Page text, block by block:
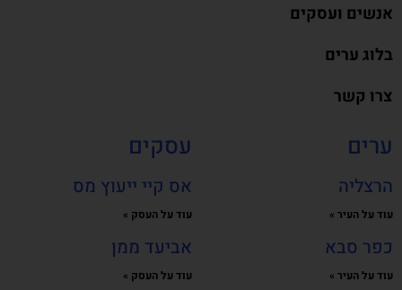
אנשים ועסקים
בלוג ערים
צרו קשר
ערים
הרצליה
עוד על העיר »
כפר סבא
עוד על העיר »
עסקים
אס קיי ייעוץ מס
עוד על העסק »
אביעד ממן
עוד על העסק »